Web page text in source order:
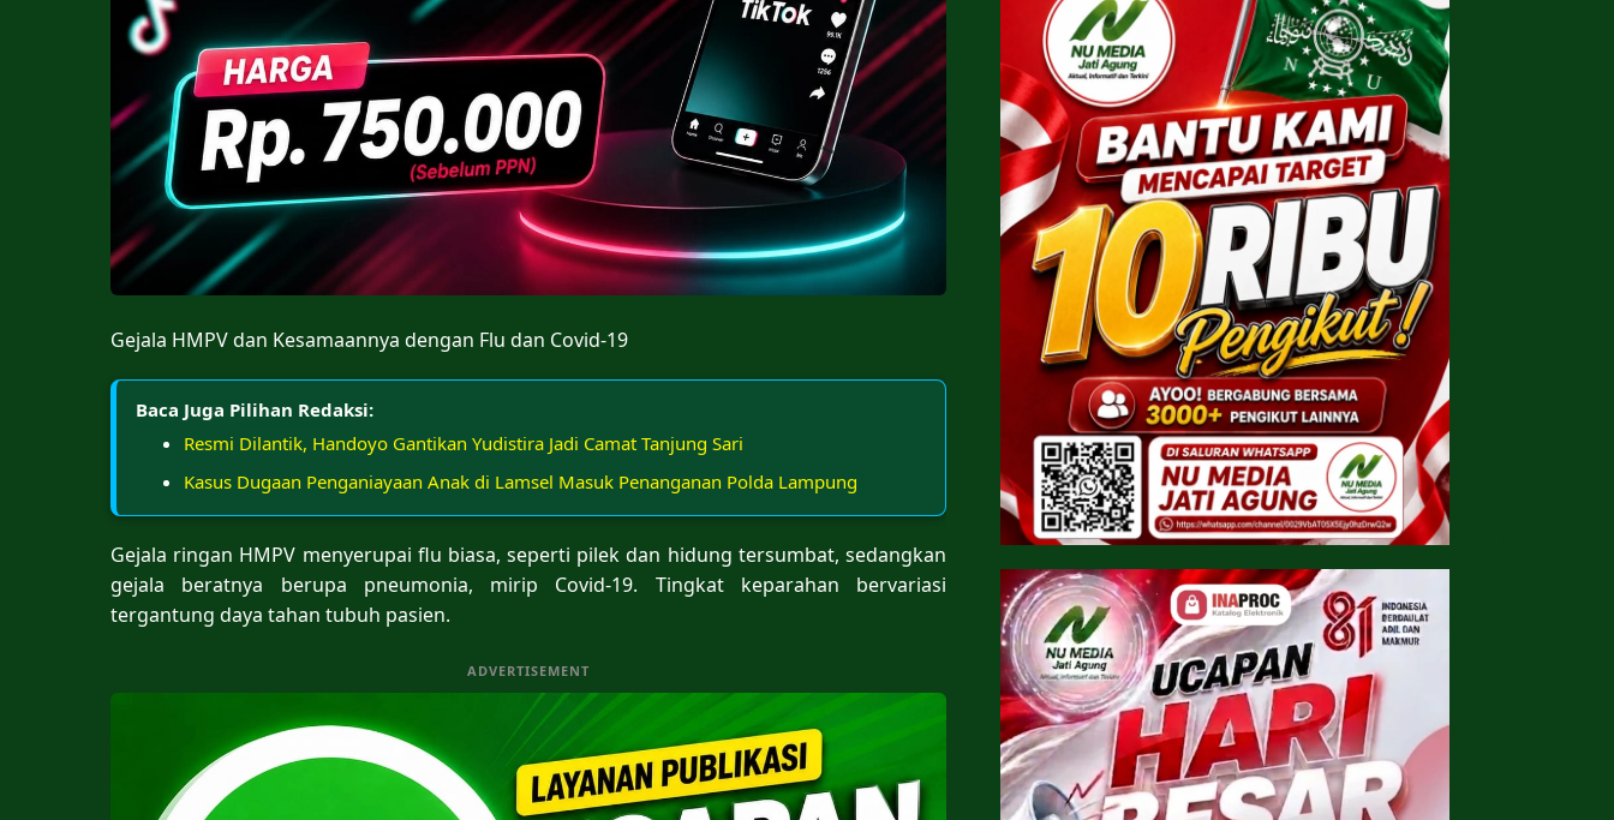
Gejala HMPV dan Kesamaannya dengan Flu dan Covid-19
Baca Juga Pilihan Redaksi:
Resmi Dilantik, Handoyo Gantikan Yudistira Jadi Camat Tanjung Sari
Kasus Dugaan Penganiayaan Anak di Lamsel Masuk Penanganan Polda Lampung
Gejala ringan HMPV menyerupai flu biasa, seperti pilek dan hidung tersumbat, sedangkan
gejala beratnya berupa pneumonia, mirip Covid-19. Tingkat keparahan bervariasi
tergantung daya tahan tubuh pasien.
ADVERTISEMENT